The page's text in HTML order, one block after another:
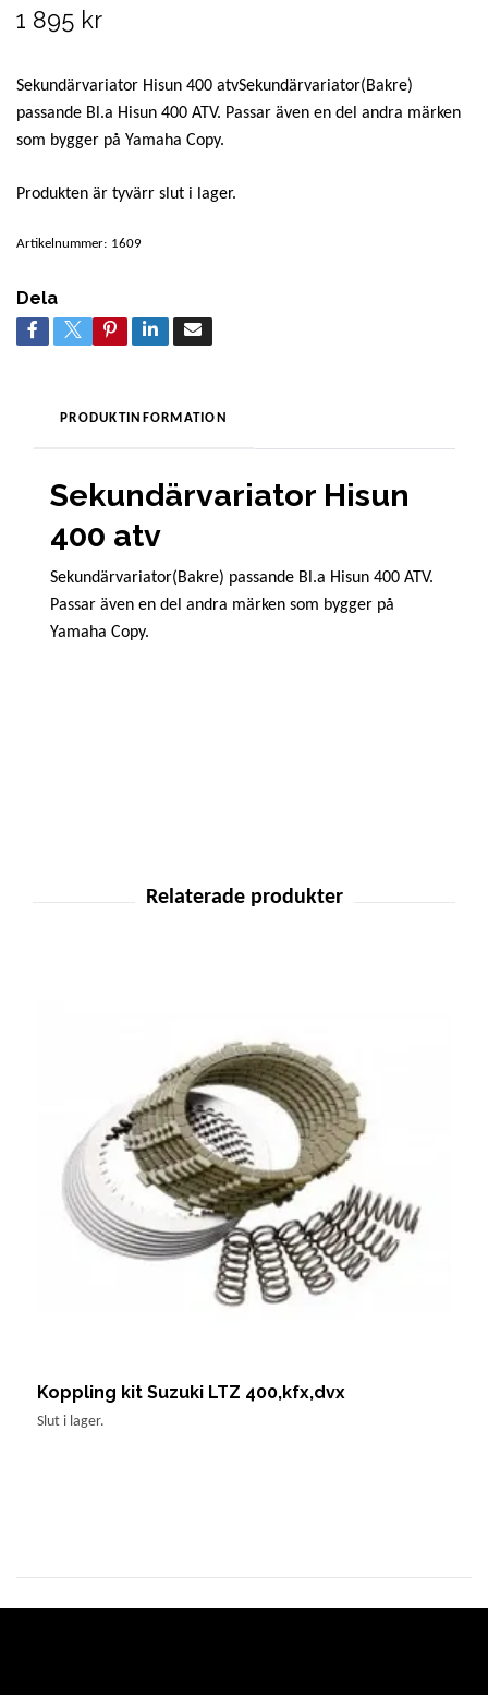
1 895 kr
Sekundärvariator Hisun 400 atvSekundärvariator(Bakre)
passande Bl.a Hisun 400 ATV. Passar även en del andra märken
som bygger på Yamaha Copy.
Produkten är tyvärr slut i lager.
Artikelnummer: 1609
Dela
PRODUKTINFORMATION
Sekundärvariator Hisun
400 atv
Sekundärvariator(Bakre) passande Bl.a Hisun 400 ATV.
Passar även en del andra märken som bygger på
Yamaha Copy.
Koppling kit Suzuki LTZ 400,kfx,dvx
Slut i lager.